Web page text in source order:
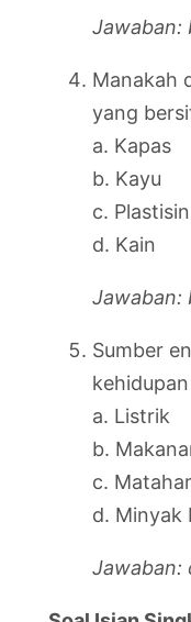
Jawaban:
Manakah
yang
a. Kapas
b. Kayu
c. Plastisin
d. Kain
Jawaban:
Sumber
a. Listrik
b.
c.
d. Minyak
Jawaban: